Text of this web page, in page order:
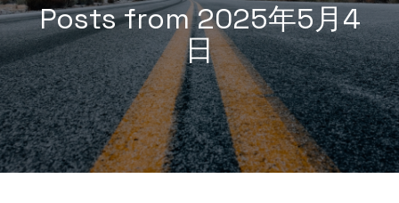
Posts from 2025年5月4
日